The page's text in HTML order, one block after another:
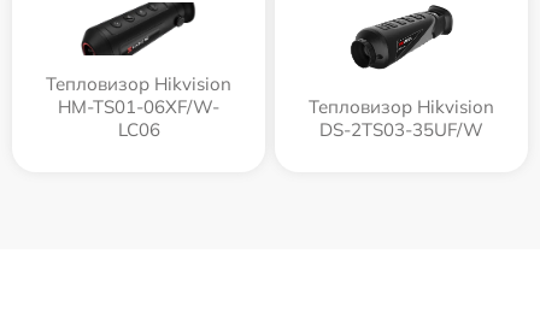
Тепловизор Hikvision
HM-TS01-06XF/W-
LC06
Тепловизор Hikvision
DS-2TS03-35UF/W